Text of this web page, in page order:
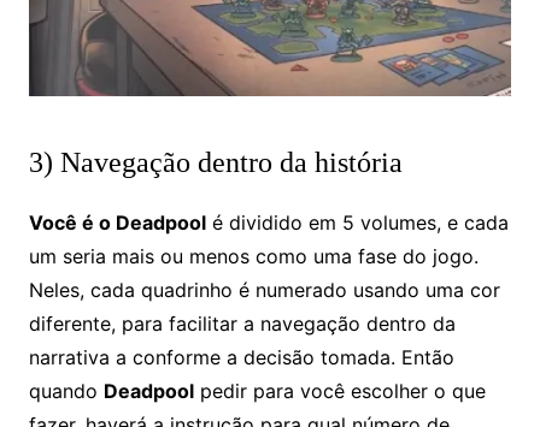
3) Navegação dentro da história
Você é o Deadpoolé dividido em 5 volumes, e cada
um seria mais ou menos como uma fase do jogo.
Neles, cada quadrinho é numerado usando uma cor
diferente, para facilitar a navegação dentro da
narrativa a conforme a decisão tomada. Então
quando Deadpoolpedir para você escolher o que